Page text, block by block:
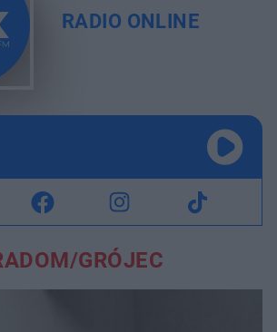
RADIO ONLINE
GRÓJEC